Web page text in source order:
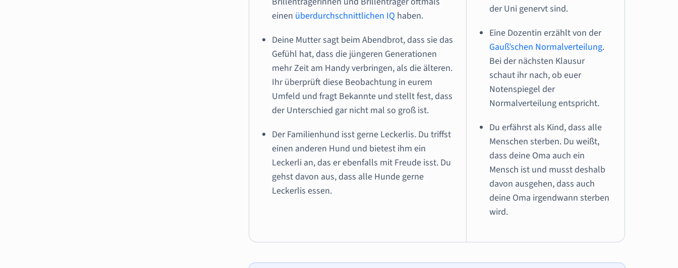
einen überdurchschnittlichen IQ haben.
Deine Mutter sagt beim Abendbrot, dass sie das
Gefühl hat, dass die jüngeren Generationen
mehr Zeit am Handy verbringen, als die älteren.
Ihr überprüft diese Beobachtung in eurem
Umfeld und fragt Bekannte und stellt fest, dass
der Unterschied gar nicht mal so groß ist.
Der Familienhund isst gerne Leckerlis. Du triffst
einen anderen Hund und bietest ihm ein
Leckerli an, das er ebenfalls mit Freude isst. Du
gehst davon aus, dass alle Hunde gerne
Leckerlis essen.
der Uni genervt sind.
Eine Dozentin erzählt von der
Gauß’schen Normalverteilung.
Bei der nächsten Klausur
schaut ihr nach, ob euer
Notenspiegel der
Normalverteilung entspricht.
Du erfährst als Kind, dass alle
Menschen sterben. Du weißt,
dass deine Oma auch ein
Mensch ist und musst deshalb
davon ausgehen, dass auch
deine Oma irgendwann sterben
wird.